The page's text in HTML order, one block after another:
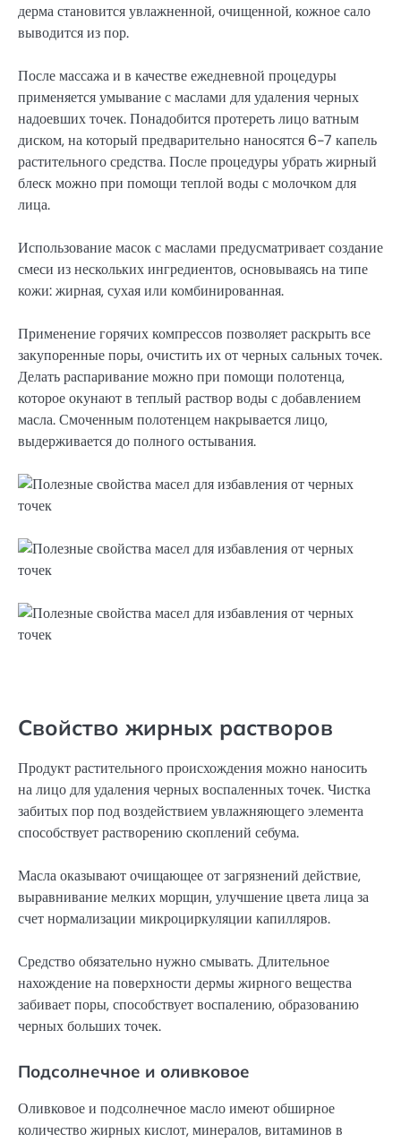
дерма становится увлажненной, очищенной, кожное сало
выводится из пор.
После массажа и в качестве ежедневной процедуры
применяется умывание с маслами для удаления черных
надоевших точек. Понадобится протереть лицо ватным
диском, на который предварительно наносятся 6-7 капель
растительного средства. После процедуры убрать жирный
блеск можно при помощи теплой воды с молочком для
лица.
Использование масок с маслами предусматривает создание
смеси из нескольких ингредиентов, основываясь на типе
кожи: жирная, сухая или комбинированная.
Применение горячих компрессов позволяет раскрыть все
закупоренные поры, очистить их от черных сальных точек.
Делать распаривание можно при помощи полотенца,
которое окунают в теплый раствор воды с добавлением
масла. Смоченным полотенцем накрывается лицо,
выдерживается до полного остывания.
Свойство жирных растворов
Продукт растительного происхождения можно наносить
на лицо для удаления черных воспаленных точек. Чистка
забитых пор под воздействием увлажняющего элемента
способствует растворению скоплений себума.
Масла оказывают очищающее от загрязнений действие,
выравнивание мелких морщин, улучшение цвета лица за
счет нормализации микроциркуляции капилляров.
Средство обязательно нужно смывать. Длительное
нахождение на поверхности дермы жирного вещества
забивает поры, способствует воспалению, образованию
черных больших точек.
Подсолнечное и оливковое
Оливковое и подсолнечное масло имеют обширное
количество жирных кислот, минералов, витаминов в